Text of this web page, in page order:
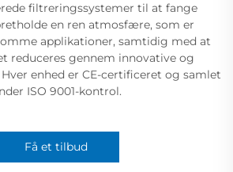
filtreringssystemer til at fange
en ren atmosfære, som er
applikationer, samtidig med at
reduceres gennem innovative og
enhed er CE-certificeret og samlet
ISO 9001-kontrol.
Få et tilbud